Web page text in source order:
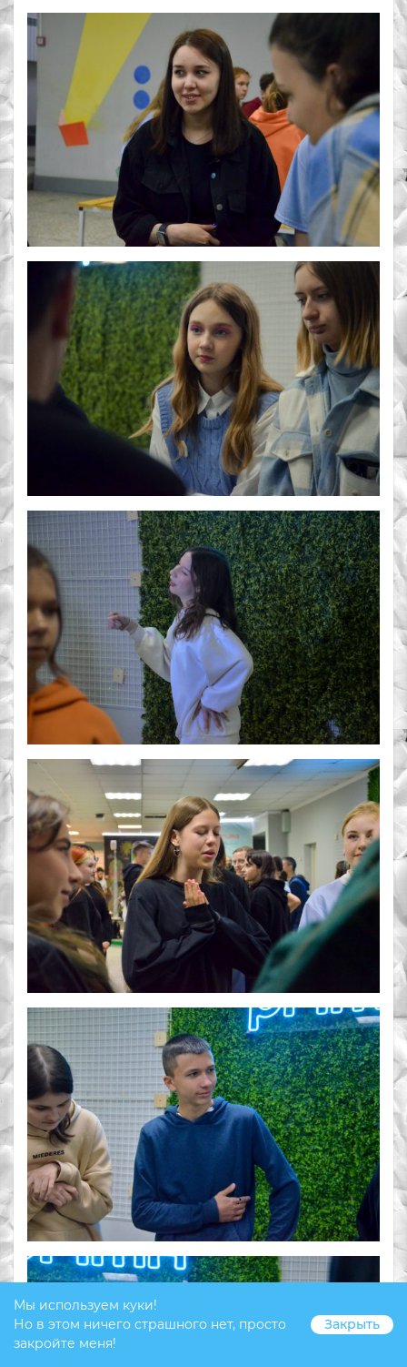
Мы используем куки!
Но в этом ничего страшного нет, просто
закройте меня!
Закрыть